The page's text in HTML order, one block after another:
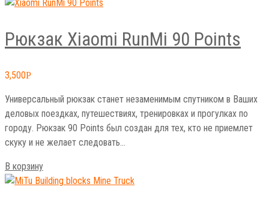
Рюкзак Xiaomi RunMi 90 Points
3,500Р
Универсальный рюкзак станет незаменимым спутником в Ваших
деловых поездках, путешествиях, тренировках и прогулках по
городу. Рюкзак 90 Points был создан для тех, кто не приемлет
скуку и не желает следовать…
В корзину